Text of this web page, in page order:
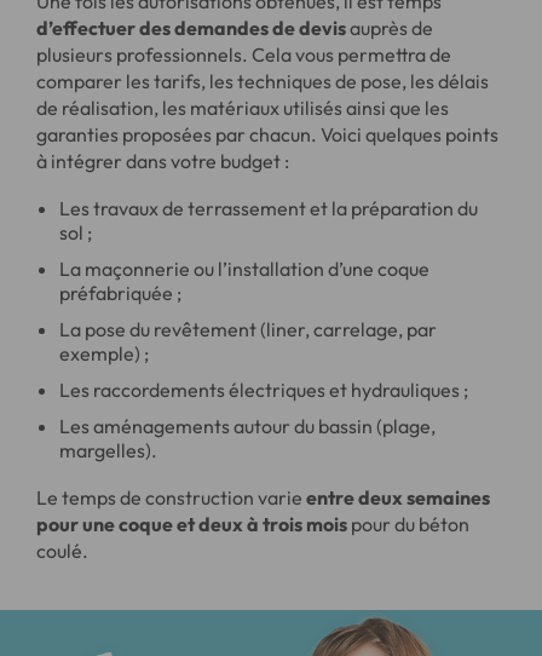
d’effectuer des demandes de devisauprès de
plusieurs professionnels. Cela vous permettra de
comparer les tarifs, les techniques de pose, les délais
de réalisation, les matériaux utilisés ainsi que les
garanties proposées par chacun. Voici quelques points
à intégrer dans votre budget :
Les travaux de terrassement et la préparation du
sol ;
La maçonnerie ou l’installation d’une coque
préfabriquée ;
La pose du revêtement (liner, carrelage, par
exemple) ;
Les raccordements électriques et hydrauliques ;
Les aménagements autour du bassin (plage,
margelles).
Le temps de construction varie entre deux semaines
pour une coque et deux à trois mois pour du béton
coulé.